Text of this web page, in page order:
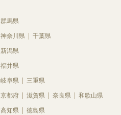
群馬県
神奈川県 千葉県
新潟県
福井県
岐阜県 三重県
京都府 滋賀県 奈良県 和歌山県
高知県 徳島県